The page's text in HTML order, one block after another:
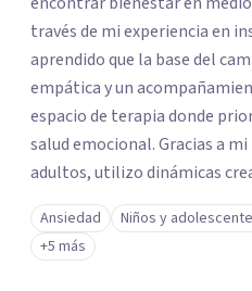
través de mi experiencia en
aprendido que la base del
empática y un
espacio de terapia donde
salud emocional. Gracias a
adultos, utilizo dinámicas
a tus necesidades
y brindarte las herramientas
tu paz mental.
Ansiedad Niños y
+5 más